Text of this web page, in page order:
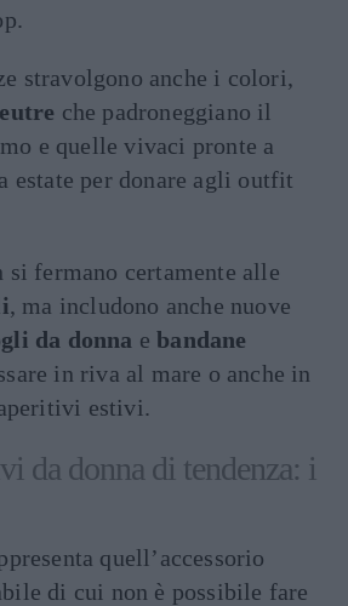
stravolgono anche i colori,
che padroneggiano il
e quelle vivaci pronte a
estate per donare agli outfit
si fermano certamente alle
, ma includono anche nuove
da donna ebandane
in riva al mare o anche in
estivi.
da donna di tendenza: i
quell’accessorio
di cui non è possibile fare